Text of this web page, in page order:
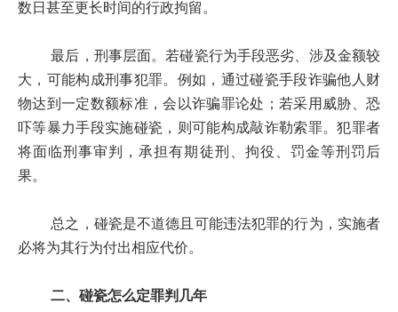
数日甚至更长时间的行政拘留。
最后，刑事层面。若碰瓷行为手段恶劣、涉及金额较
大，可能构成刑事犯罪。例如，通过碰瓷手段诈骗他人财
物达到一定数额标准，会以诈骗罪论处；若采用威胁、恐
吓等暴力手段实施碰瓷，则可能构成敲诈勒索罪。犯罪者
将面临刑事审判，承担有期徒刑、拘役、罚金等刑罚后
果。
总之，碰瓷是不道德且可能违法犯罪的行为，实施者
必将为其行为付出相应代价。
二、碰瓷怎么定罪判几年